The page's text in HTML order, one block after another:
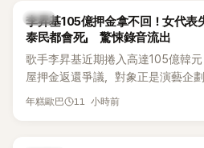
韓星
李昇基105億押金拿不回！女代表
泰民都會死」 驚悚錄音流出
歌手李昇基近期捲入高達105億韓
屋押金返還爭議，對象正是演藝企
代表車佳媛(차가원)。如今事件再掀
年糕歐巴 11 小時前